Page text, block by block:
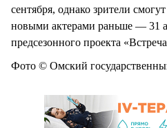
сентября, однако зрители
новыми актерами раньше — 31
предсезонного проекта
Фото © Омский